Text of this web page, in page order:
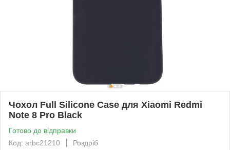
Чохол Full Silicone Case для Xiaomi Redmi
Note 8 Pro Black
Готово до відправки
Код: arbc21210
Роздріб